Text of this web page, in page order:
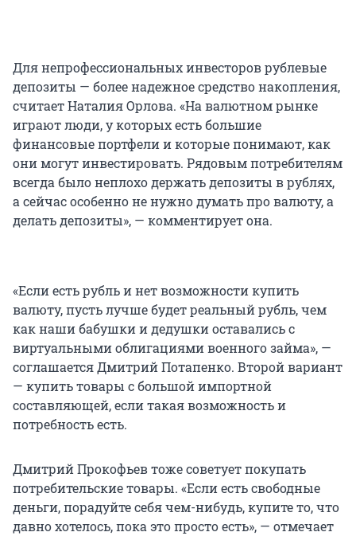
Для непрофессиональных инвесторов рублевые
депозиты — более надежное средство накопления,
считает Наталия Орлова. «На валютном рынке
играют люди, у которых есть большие
финансовые портфели и которые понимают, как
они могут инвестировать. Рядовым потребителям
всегда было неплохо держать депозиты в рублях,
а сейчас особенно не нужно думать про валюту, а
делать депозиты», — комментирует она.
«Если есть рубль и нет возможности купить
валюту, пусть лучше будет реальный рубль, чем
как наши бабушки и дедушки оставались с
виртуальными облигациями военного займа», —
соглашается Дмитрий Потапенко. Второй вариант
— купить товары с большой импортной
составляющей, если такая возможность и
потребность есть.
Дмитрий Прокофьев тоже советует покупать
потребительские товары. «Если есть свободные
деньги, порадуйте себя чем-нибудь, купите то, что
давно хотелось, пока это просто есть», — отмечает